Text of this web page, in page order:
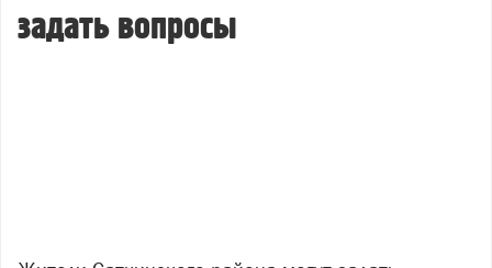
задать вопросы